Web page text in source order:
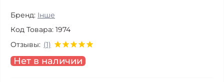
Бренд: Інше
Код Товара: 1974
Отзывы: (1)
Нет в наличии